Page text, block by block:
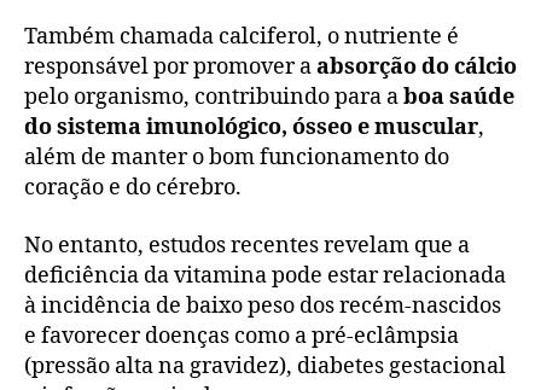
Também chamada calciferol, o nutriente é
responsável por promover aabsorção do cálcio
pelo organismo, contribuindo para aboa saúde
do sistema imunológico, ósseo e muscular,
além de manter o bom funcionamento do
coração e do cérebro.
No entanto, estudos recentes revelam que a
deficiência da vitamina pode estar relacionada
à incidência de baixo peso dos recém-nascidos
e favorecer doenças como a pré-eclâmpsia
(pressão alta na gravidez), diabetes gestacional